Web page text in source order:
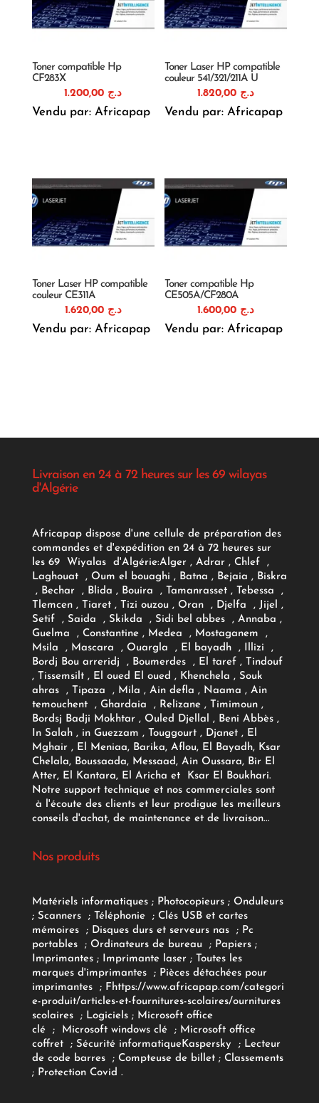
Toner compatible Hp
CF283X
د.ج
Vendu par: Africapap
Toner Laser HP compatible
couleur 541/321/211A U
د.ج
Vendu par: Africapap
Toner Laser HP compatible
couleur CE311A
د.ج 1.620,00
Vendu par: Africapap
Toner compatible Hp
CE505A/CF280A
د.ج
Vendu par: Africapap
Livraison en 24 à 72 heures sur les 69 wilayas
d'Algérie
Africapap dispose d'une cellule de préparation des
commandes et d'expédition en 24 à 72 heures sur
les 69 Wiyalas d'Algérie:Alger , Adrar, Chlef ,
Laghouat , Oum el bouaghi , Batna , Bejaia , Biskra
, Bechar , Blida , Bouira , Tamanrasset , Tebessa ,
Tlemcen , Tiaret , Tizi ouzou , Oran , Djelfa , Jijel ,
Setif , Saida , Skikda , Sidi bel abbes , Annaba ,
Guelma , Constantine , Medea , Mostaganem ,
Msila , Mascara , Ouargla , El bayadh , Illizi ,
Bordj Bou arreridj , Boumerdes , El taref , Tindouf
, Tissemsilt , El oued El oued , Khenchela , Souk
ahras , Tipaza , Mila , Ain defla , Naama , Ain
temouchent , Ghardaia , Relizane , Timimoun ,
Bordsj Badji Mokhtar , Ouled Djellal , Beni Abbès ,
In Salah , in Guezzam , Touggourt , Djanet , El
Mghair , El Meniaa, Barika, Aflou, El Bayadh, Ksar
Chelala, Boussaada, Messaad, Ain Oussara, Bir El
Atter, El Kantara, El Aricha et Ksar El Boukhari.
Notre support technique et nos commerciales sont
à l'écoute des clients et leur prodigue les meilleurs
conseils d'achat, de maintenance et de livraison...
Nos produits
Matériels informatiques; Photocopieurs; Onduleurs
; Scanners ; Téléphonie ; Clés USB et cartes
mémoires
; Disques durs et serveurs nas ; Pc
portables
; Ordinateurs de bureau ; Papiers;
Imprimantes;Imprimante laser; Toutes les
marques d'imprimantes
; Pièces détachées pour
imprimantes
; F https://www.africapap.com/categori
e-produit/articles-et-fournitures-scolaires/ournitures
scolaires; Logiciels ; Microsoft office
clé
; Microsoft windows clé; Microsoft office
coffret ; Sécurité informatiqueKaspersky ; Lecteur
de code barres
; Compteuse de billet; Classements
; Protection Covid .